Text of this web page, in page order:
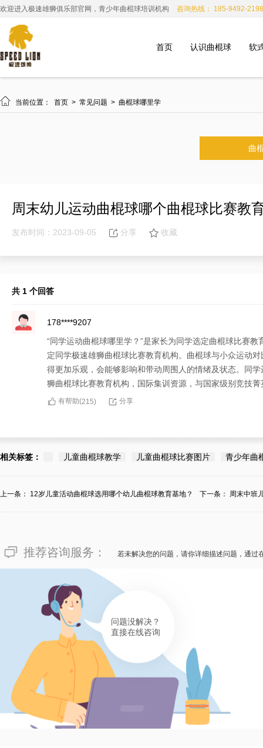
欢迎进入极速雄狮俱乐部官网，青少年曲棍球培训机构 咨询热线： 185-9492-2198
首页 认识曲棍球 软
 当前位置： 首页 > 常见问题 > 曲棍球哪里学
曲
周末幼儿运动曲棍球哪个曲棍球比赛教
发布时间：2023-09-05 分享 收藏
共 1 个回答
178****9207
“同学运动曲棍球哪里学？”是家长为同学选定曲棍球比赛
定同学极速雄狮曲棍球比赛教育机构。曲棍球与小众运动
得更加乐观，会能够影响和带动周围人的情绪及状态。同
狮曲棍球比赛教育机构，国际集训资源，与国家级别竞技
有帮助(215) 分享
相关标签： 儿童曲棍球教学 儿童曲棍球比赛图片 青少年曲
上一条： 12岁儿童活动曲棍球选用哪个幼儿曲棍球教育基地？ 下一条： 周末中班
推荐咨询服务： 若未解决您的问题，请你详细描述问题，通过
问题没解决？
直接在线咨询